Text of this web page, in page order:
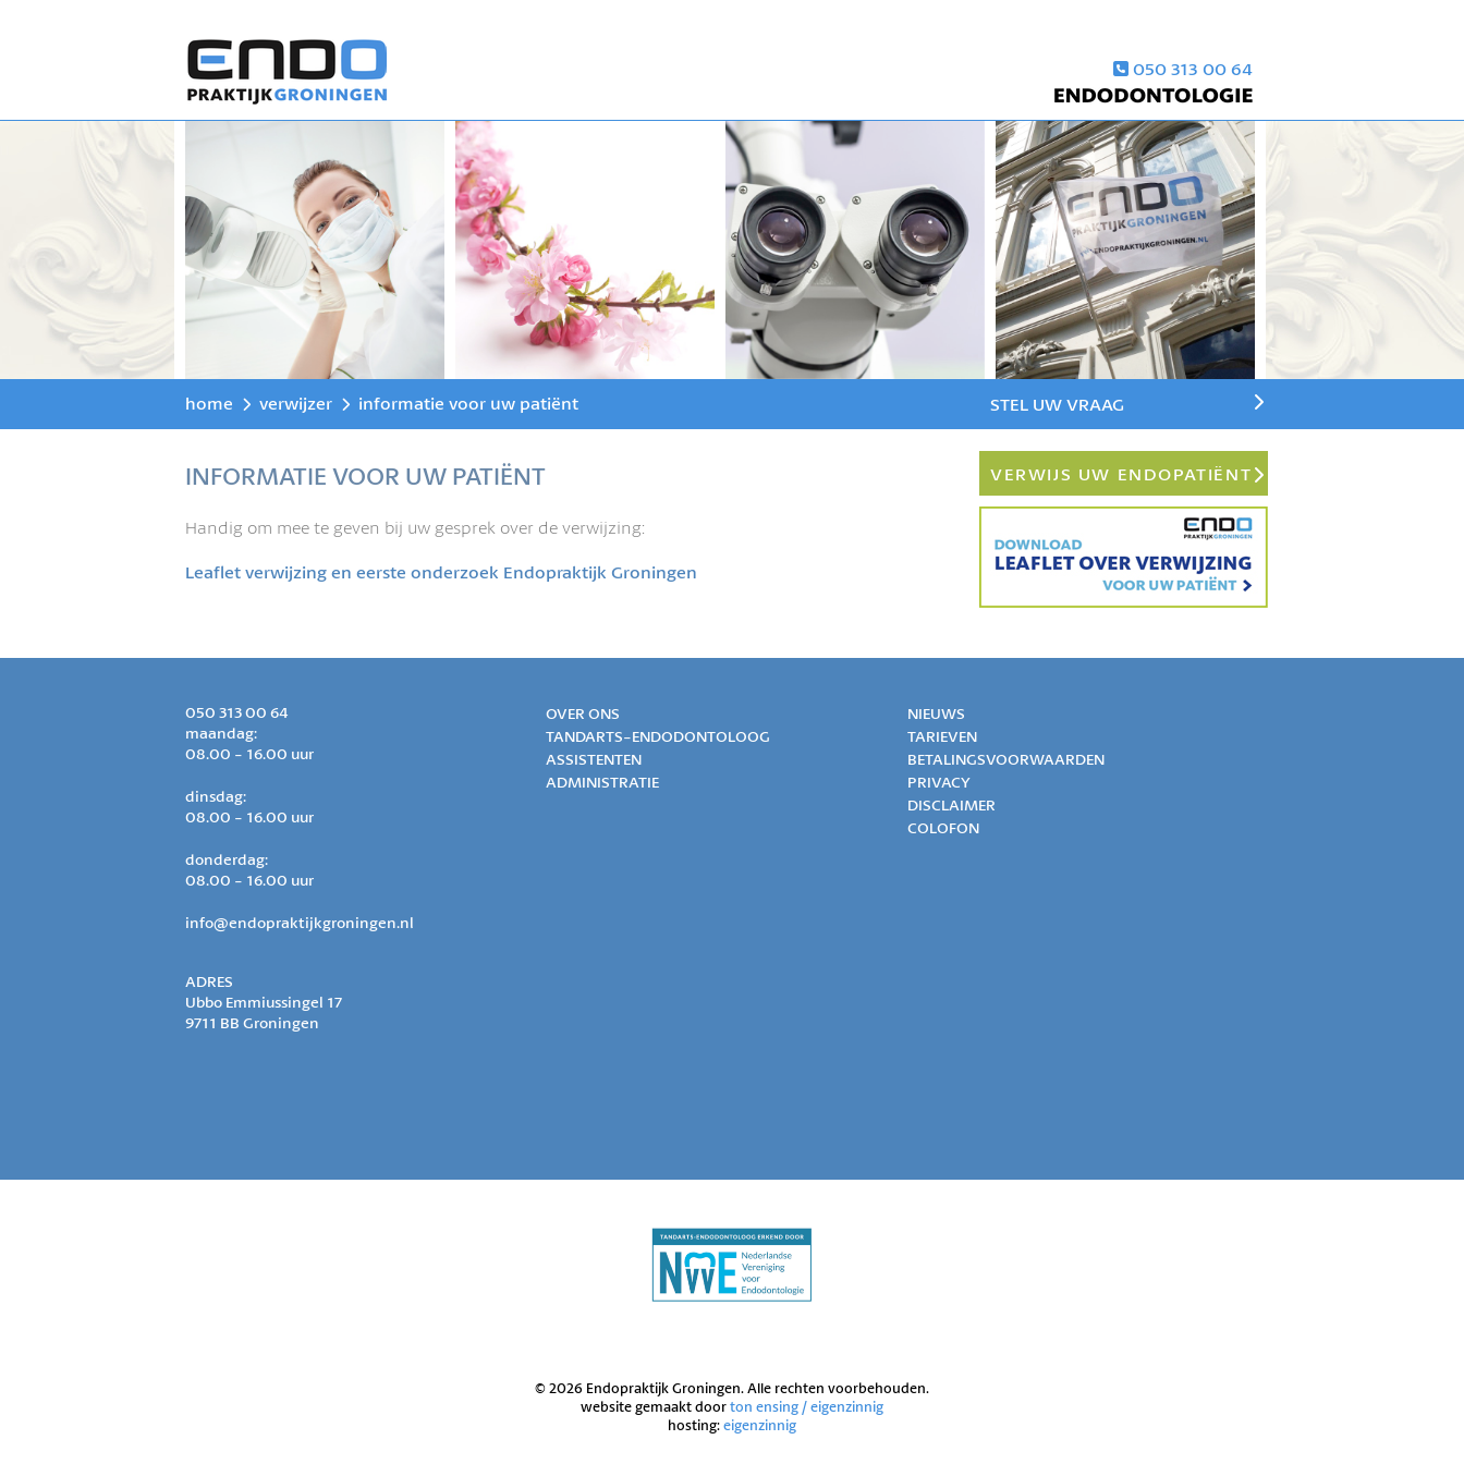
050 313 00 64
home verwijzer informatie voor uw patiënt STEL UW VRAAG
INFORMATIE VOOR UW PATIËNT
Handig om mee te geven bij uw gesprek over de verwijzing:
Leaflet verwijzing en eerste onderzoek Endopraktijk Groningen
VERWIJS UW ENDOPATIËNT
050 313 00 64
maandag:
08.00 - 16.00 uur
dinsdag:
08.00 - 16.00 uur
donderdag:
08.00 - 16.00 uur
info@endopraktijkgroningen.nl
ADRES
Ubbo Emmiussingel 17
9711 BB Groningen
OVER ONS
TANDARTS-ENDODONTOLOOG
ASSISTENTEN
ADMINISTRATIE
NIEUWS
TARIEVEN
BETALINGSVOORWAARDEN
PRIVACY
DISCLAIMER
COLOFON
© 2026 Endopraktijk Groningen. Alle rechten voorbehouden.
website gemaakt doorton ensing / eigenzinnig
hosting:eigenzinnig